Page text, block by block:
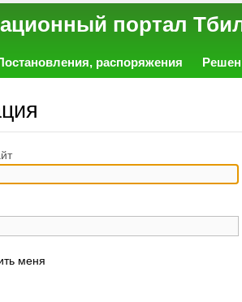
распоряжения
меня